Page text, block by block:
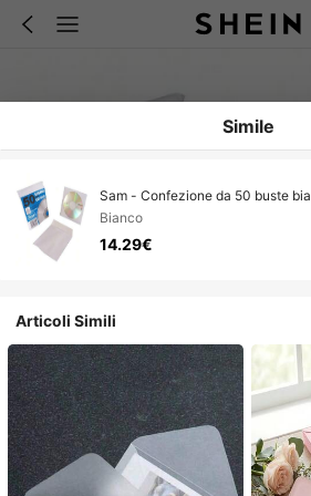
Simile
Sam - Confezione da 50 buste
Bianco
14.29€
Articoli Simili